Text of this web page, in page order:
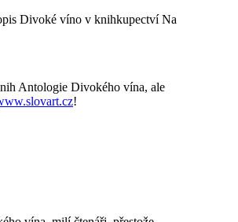
Divoké víno v knihkupectví Na
Antologie Divokého vína, ale
!